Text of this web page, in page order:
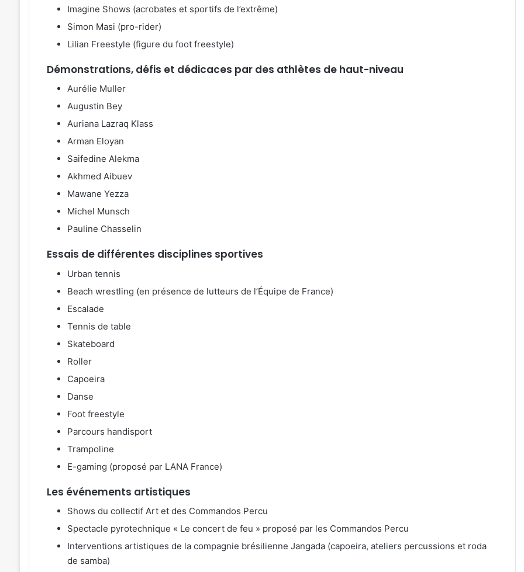
Imagine Shows (acrobates et sportifs de l’extrême)
Simon Masi (pro-rider)
Lilian Freestyle (figure du foot freestyle)
Démonstrations, défis et dédicaces par des athlètes de haut-niveau
Aurélie Muller
Augustin Bey
Auriana Lazraq Klass
Arman Eloyan
Saifedine Alekma
Akhmed Aibuev
Mawane Yezza
Michel Munsch
Pauline Chasselin
Essais de différentes disciplines sportives
Urban tennis
Beach wrestling (en présence de lutteurs de l’Équipe de France)
Escalade
Tennis de table
Skateboard
Roller
Capoeira
Danse
Foot freestyle
Parcours handisport
Trampoline
E-gaming (proposé par LANA France)
Les événements artistiques
Shows du collectif Art et des Commandos Percu
Spectacle pyrotechnique « Le concert de feu » proposé par les Commandos Percu
Interventions artistiques de la compagnie brésilienne Jangada (capoeira, ateliers percussions et roda
de samba)